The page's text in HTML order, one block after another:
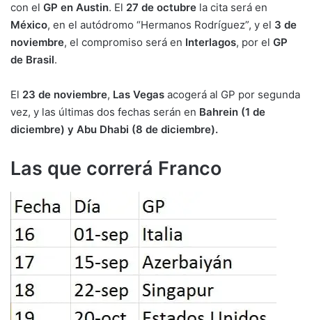
con el GP en Austin. El 27 de octubre la cita será en
México, en el autódromo “Hermanos Rodríguez”, y el 3 de
noviembre, el compromiso será en Interlagos, por el GP
de Brasil.
El 23 de noviembre, Las Vegas acogerá al GP por segunda
vez, y las últimas dos fechas serán en Bahrein (1 de
diciembre) y Abu Dhabi (8 de diciembre).
Las que correrá Franco